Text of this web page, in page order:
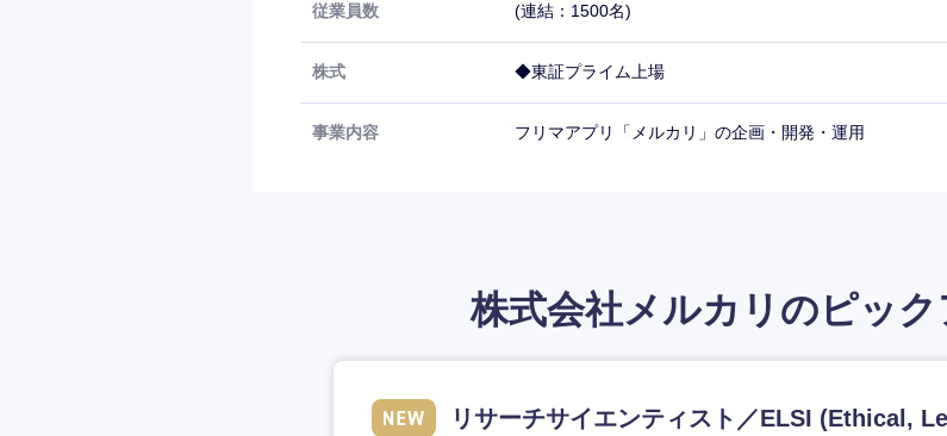
従業員数 (連結：1500名)
株式 ◆東証プライム上場
事業内容 フリマアプリ「メルカリ」の企画・開発・運用
株式会社メルカリのピッ
リサーチサイエンティスト／ELSI (Ethical,